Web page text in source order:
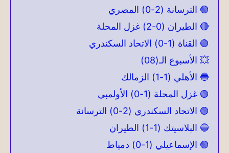
🟢 الترسانة (2-0) المصري
🔴 الطيران (0-2) غزل المحلة
🟢 القناة (1-0) الاتحاد السكندري
💥 الأسبوع الـ(08)
🔵 الأهلي (1-1) الزمالك
🟢 غزل المحلة (1-0) الأولمبي
🟢 الاتحاد السكندري (2-0) الترسانة
🔵 البلاسيتك (1-1) الطيران
🟢 الإسماعيلي (1-0) دمياط